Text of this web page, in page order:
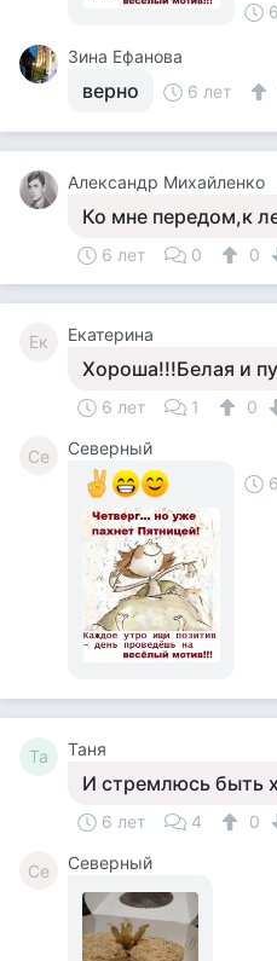
Зина Ефанова
верно 6 лет
Александр Михайленко
Ко мне передом,к
6 лет 0 0
Ек Екатерина
Хороша!!!Белая и
6 лет 1 0
Се
Северный
Та Таня
И стремлюсь быть
6 лет 4 0
Се Северный